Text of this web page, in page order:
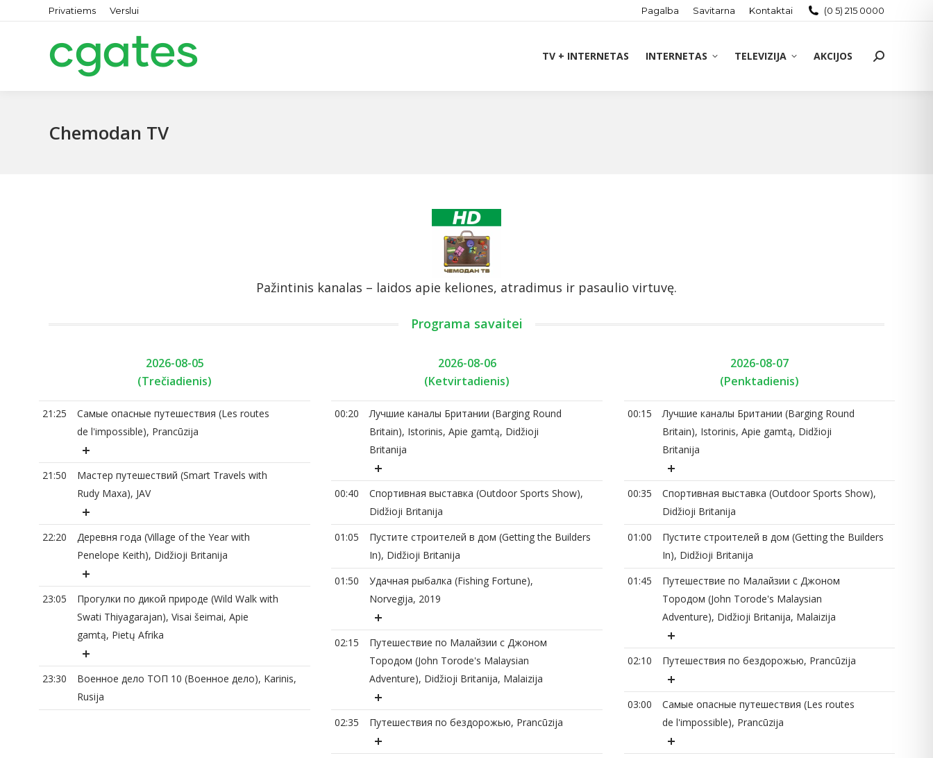
Privatiems Verslui Pagalba Savitarna Kontaktai (0 5) 215 0000
TV + INTERNETAS INTERNETAS TELEVIZIJA AKCIJOS Search:
Chemodan TV
Pažintinis kanalas – laidos apie keliones, atradimus ir pasaulio virtuvę.
Programa savaitei
2026-08-05
(Trečiadienis)
21:25
Самые опасные путешествия (Les routes
de l'impossible), Prancūzija
21:50
Мастер путешествий (Smart Travels with
Rudy Maxa), JAV
22:20
Деревня года (Village of the Year with
Penelope Keith), Didžioji Britanija
23:05
Прогулки по дикой природе (Wild Walk with
Swati Thiyagarajan), Visai šeimai, Apie
gamtą, Pietų Afrika
23:30
Военное дело ТОП 10 (Военное дело), Karinis,
Rusija
2026-08-06
(Ketvirtadienis)
00:20
Лучшие каналы Британии (Barging Round
Britain), Istorinis, Apie gamtą, Didžioji
Britanija
00:40
Спортивная выставка (Outdoor Sports Show),
Didžioji Britanija
01:05
Пустите строителей в дом (Getting the Builders
In), Didžioji Britanija
01:50
Удачная рыбалка (Fishing Fortune),
Norvegija, 2019
02:15
Путешествие по Малайзии с Джоном
Тородом (John Torode's Malaysian
Adventure), Didžioji Britanija, Malaizija
02:35 Путешествия по бездорожью, Prancūzija
2026-08-07
(Penktadienis)
00:15
Лучшие каналы Британии (Barging Round
Britain), Istorinis, Apie gamtą, Didžioji
Britanija
00:35
Спортивная выставка (Outdoor Sports Show),
Didžioji Britanija
01:00
Пустите строителей в дом (Getting the Builders
In), Didžioji Britanija
01:45
Путешествие по Малайзии с Джоном
Тородом (John Torode's Malaysian
Adventure), Didžioji Britanija, Malaizija
02:10 Путешествия по бездорожью, Prancūzija
03:00
Самые опасные путешествия (Les routes
de l'impossible), Prancūzija